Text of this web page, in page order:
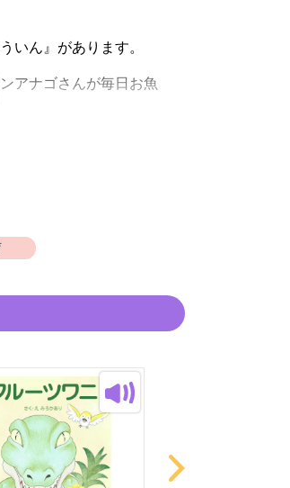
いん』があります。
アナゴさんが毎日お魚